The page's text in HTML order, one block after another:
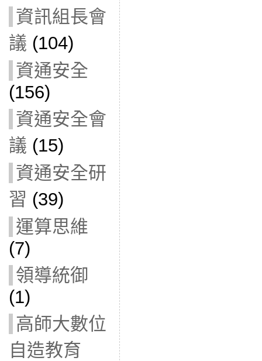
資訊組長會
議 (104)
資通安全
(156)
資通安全會
議 (15)
資通安全研
習 (39)
運算思維
(7)
領導統御
(1)
高師大數位
自造教育